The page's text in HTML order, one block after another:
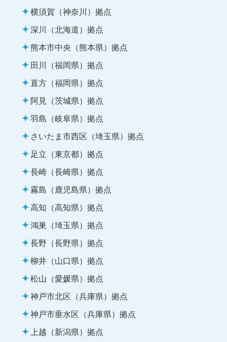
横須賀（神奈川）拠点
深川（北海道）拠点
熊本市中央（熊本県）拠点
田川（福岡県）拠点
直方（福岡県）拠点
阿見（茨城県）拠点
羽島（岐阜県）拠点
さいたま市西区（埼玉県）拠点
足立（東京都）拠点
長崎（長崎県）拠点
霧島（鹿児島県）拠点
高知（高知県）拠点
鴻巣（埼玉県）拠点
長野（長野県）拠点
柳井（山口県）拠点
松山（愛媛県）拠点
神戸市北区（兵庫県）拠点
神戸市垂水区（兵庫県）拠点
上越（新潟県）拠点